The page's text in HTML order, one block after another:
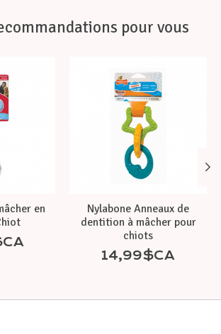
pour vous
en
Nylabone Anneaux de
dentition à mâcher pour
chiots
14,99$CA